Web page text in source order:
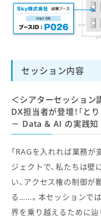
セッション内容
＜シアターセッション
DX担当者が登壇！「と
－ Data & AI の実践知
「RAGを入れれば業務が
ジェクトで、私たちは壁
い、アクセス権の制御が
る……。本セッションでは
界を乗り越えるために辿